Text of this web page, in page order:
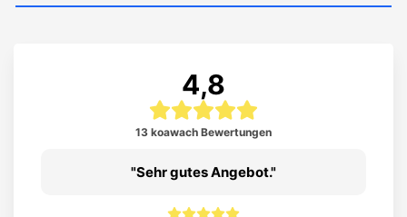
4,8
13 koawach Bewertungen
Sehr gutes Angebot.